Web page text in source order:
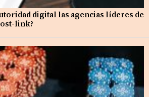
digital las agencias líderes de
link?